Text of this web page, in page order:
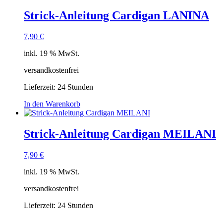
Strick-Anleitung Cardigan LANINA
7,90 €
inkl. 19 % MwSt.
versandkostenfrei
Lieferzeit: 24 Stunden
In den Warenkorb
Strick-Anleitung Cardigan MEILANI
7,90 €
inkl. 19 % MwSt.
versandkostenfrei
Lieferzeit: 24 Stunden